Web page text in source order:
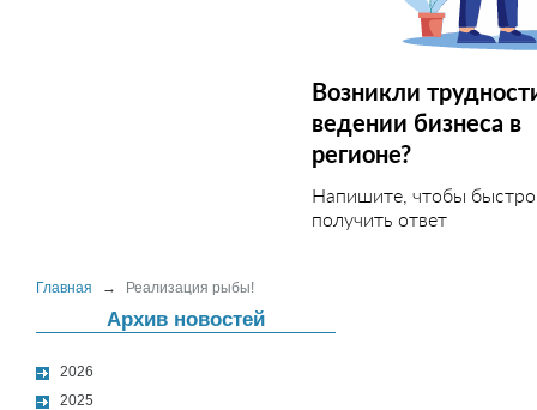
Возникли
ведении бизнеса в
регионе?
Напишите, чтобы быстро
получить ответ
Главная → Реализация рыбы!
Архив новостей
2026
2025